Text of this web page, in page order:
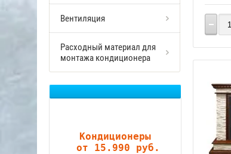
Вентиляция
Расходный материал для
монтажа кондиционера
Кондиционеры
от 15.990 руб.